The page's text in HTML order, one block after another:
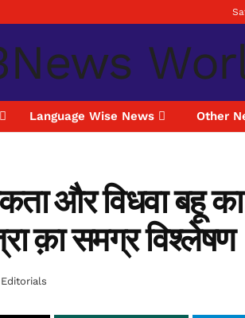
Language Wise News Other
और विधवा बहू
क़ा समग्र विश्लेषण